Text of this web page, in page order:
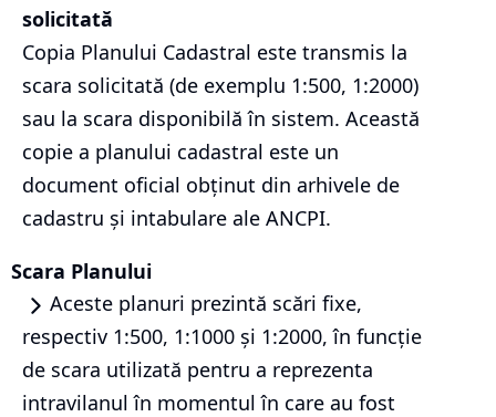
solicitată
Copia Planului Cadastral este transmis la
scara solicitată (de exemplu 1:500, 1:2000)
sau la scara disponibilă în sistem. Această
copie a planului cadastral este un
document oficial obținut din arhivele de
cadastru și intabulare ale ANCPI.
Scara Planului
Aceste planuri prezintă scări fixe,
respectiv 1:500, 1:1000 și 1:2000, în funcție
de scara utilizată pentru a reprezenta
intravilanul în momentul în care au fost